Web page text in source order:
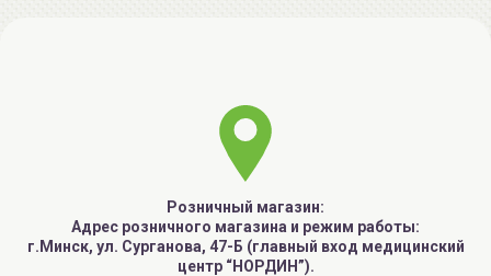
Розничный магазин:
Адрес розничного магазина и режим работы:
г.Минск, ул. Сурганова, 47-Б (главный вход медицинский
центр “НОРДИН”).